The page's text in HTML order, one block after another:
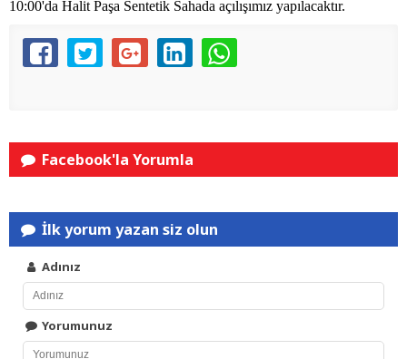
10:00'da Halit Paşa Sentetik Sahada açılışımız yapılacaktır.
Facebook'la Yorumla
İlk yorum yazan siz olun
Adınız
Yorumunuz